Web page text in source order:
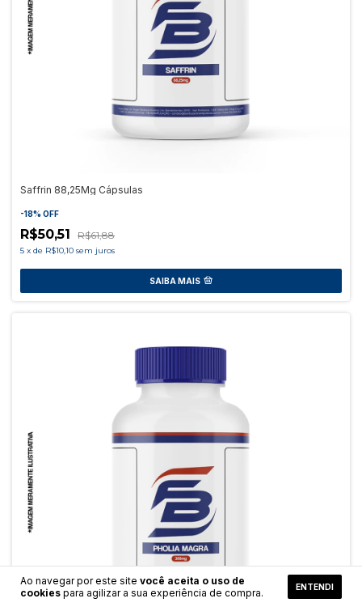
Ao navegar por este site você aceita o uso de
cookies para agilizar a sua experiência de compra. ENTENDI
Saffrin 88,25Mg Cápsulas
-18% OFF
R$50,51 R$61,88
5 x de R$10,10 sem juros
SAIBA MAIS